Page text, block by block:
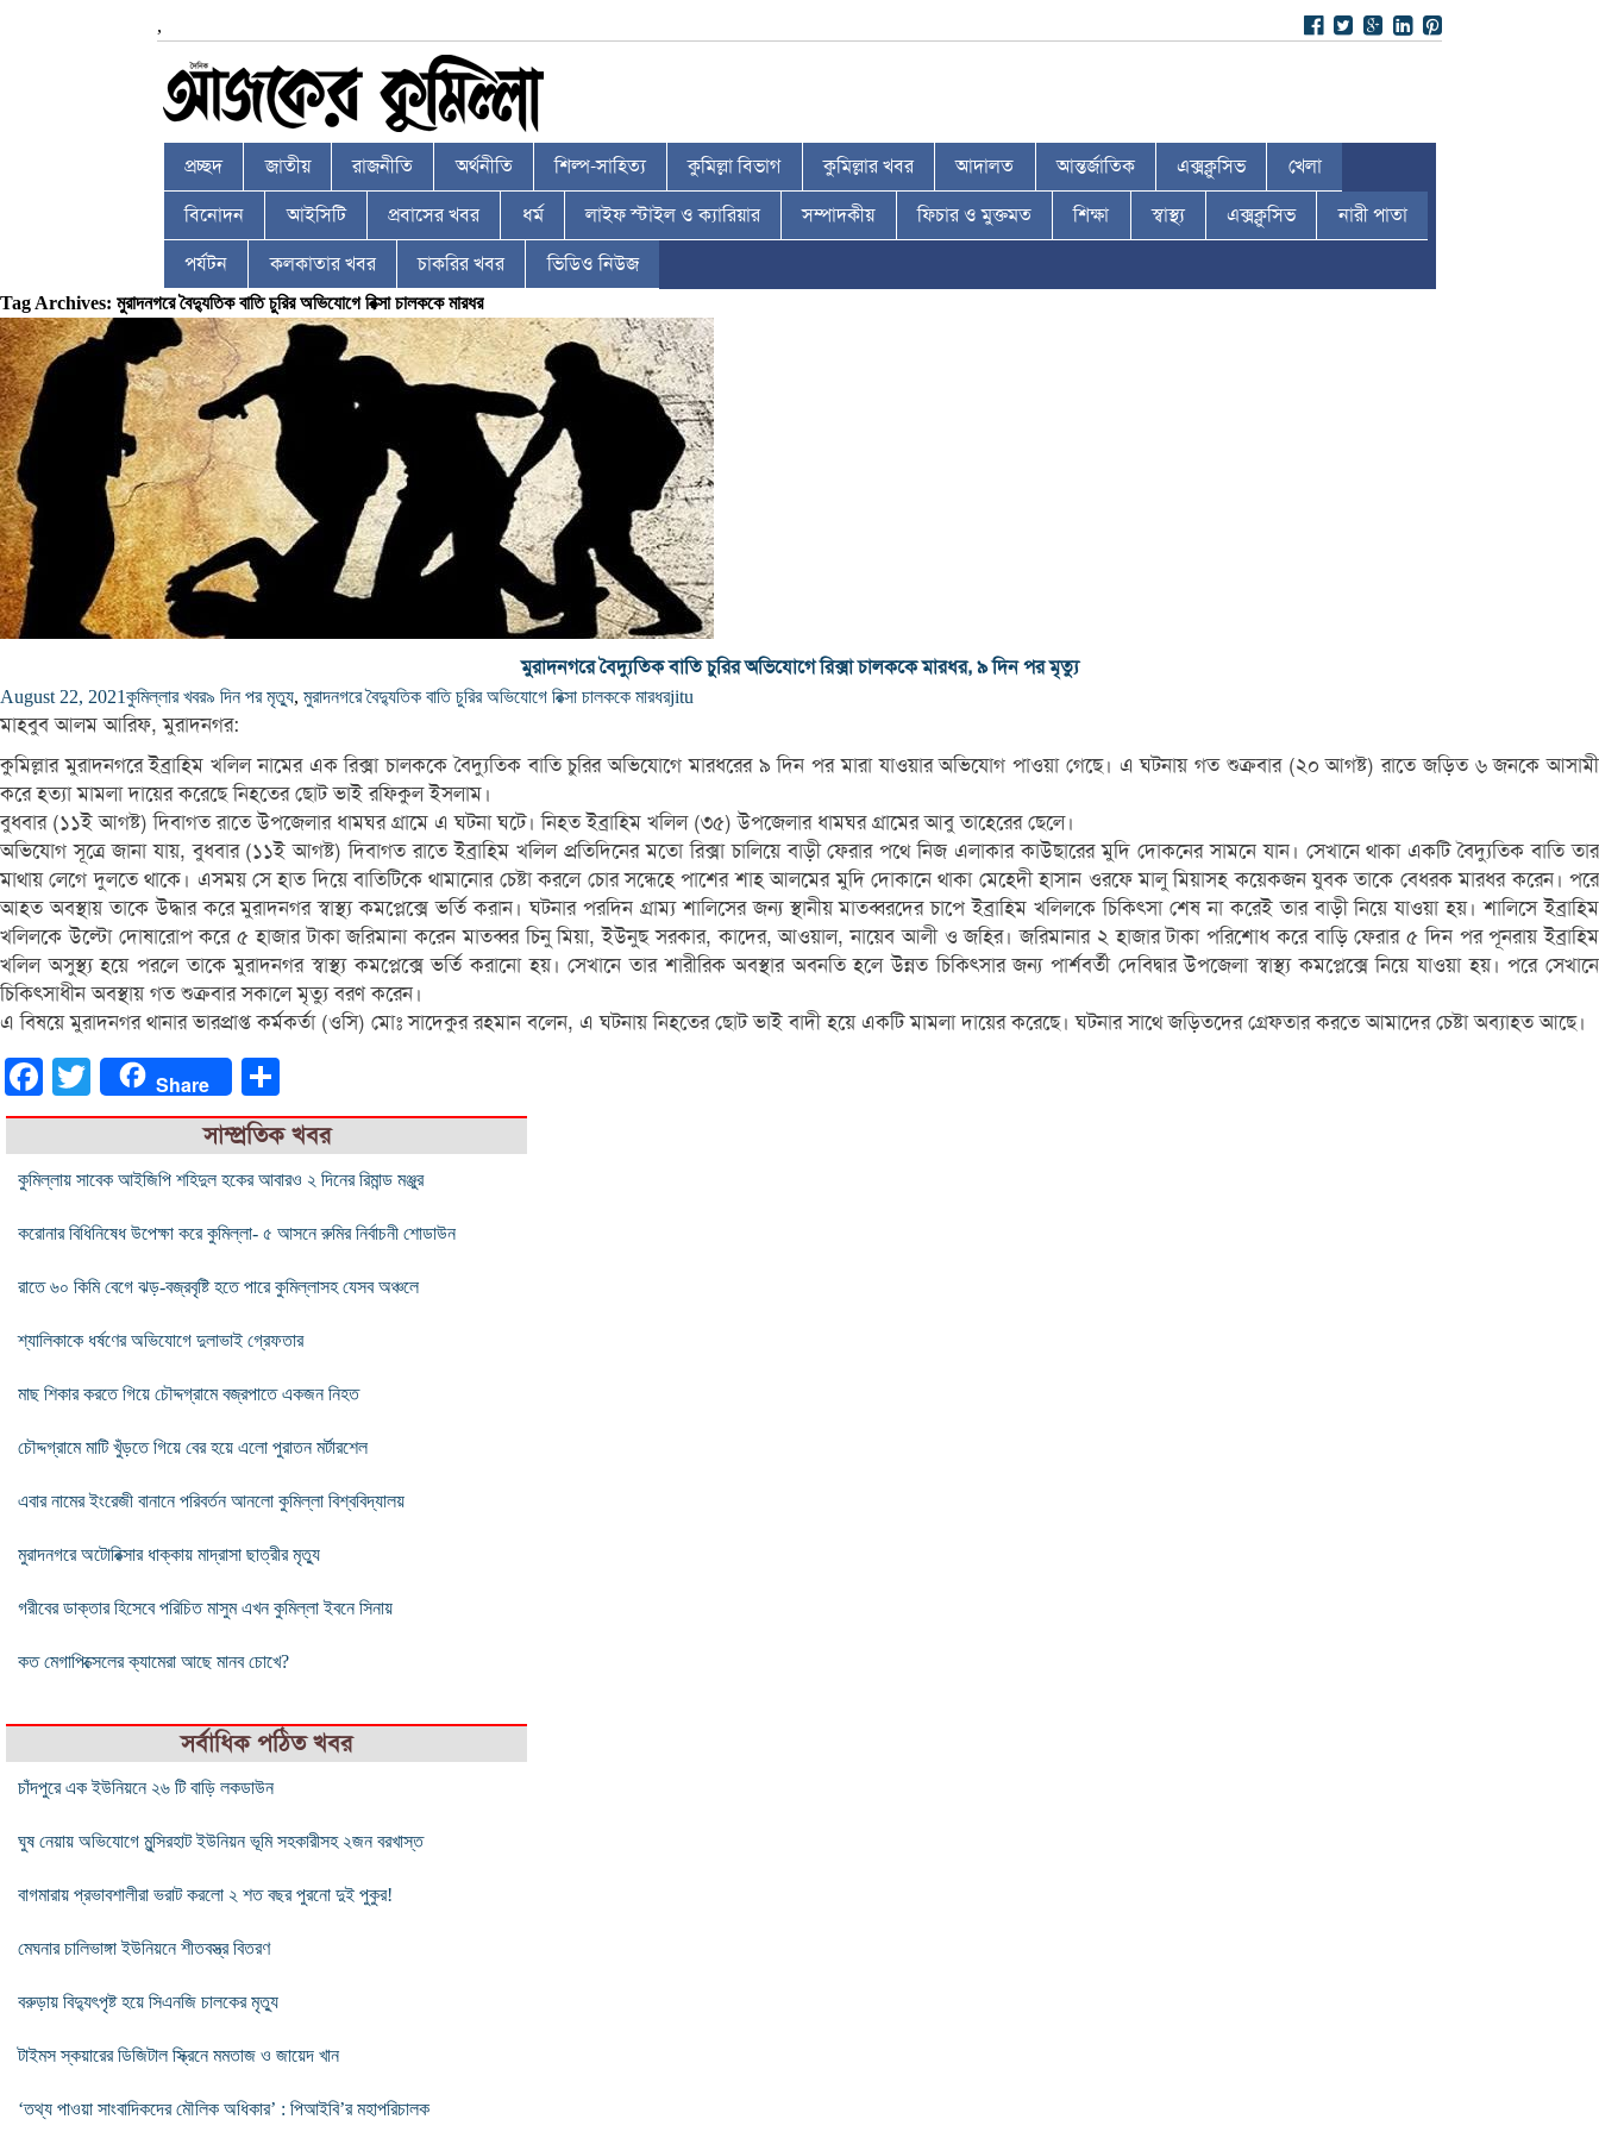
,
প্রচ্ছদ জাতীয় রাজনীতি অর্থনীতি শিল্প-সাহিত্য কুমিল্লা বিভাগ কুমিল্লার খবর আদালত আন্তর্জাতিক এক্সক্লুসিভ খেলা
বিনোদন আইসিটি প্রবাসের খবর ধর্ম লাইফ স্টাইল ও ক্যারিয়ার সম্পাদকীয় ফিচার ও মুক্তমত শিক্ষা স্বাস্থ্য এক্সক্লুসিভ নারী পাতা
পর্যটন কলকাতার খবর চাকরির খবর ভিডিও নিউজ
Tag Archives: মুরাদনগরে বৈদ্যুতিক বাতি চুরির অভিযোগে রিক্সা চালককে মারধর
মুরাদনগরে বৈদ্যুতিক বাতি চুরির অভিযোগে রিক্সা চালককে মারধর, ৯ দিন পর মৃত্যু
August 22, 2021কুমিল্লার খবর৯ দিন পর মৃত্যু, মুরাদনগরে বৈদ্যুতিক বাতি চুরির অভিযোগে রিক্সা চালককে মারধরjitu
মাহবুব আলম আরিফ, মুরাদনগর:
কুমিল্লার মুরাদনগরে ইব্রাহিম খলিল নামের এক রিক্সা চালককে বৈদ্যুতিক বাতি চুরির অভিযোগে মারধরের ৯ দিন পর মারা যাওয়ার অভিযোগ পাওয়া গেছে। এ ঘটনায় গত শুক্রবার (২০ আগষ্ট) রাতে জড়িত ৬ জনকে আসামী
করে হত্যা মামলা দায়ের করেছে নিহতের ছোট ভাই রফিকুল ইসলাম।
বুধবার (১১ই আগষ্ট) দিবাগত রাতে উপজেলার ধামঘর গ্রামে এ ঘটনা ঘটে। নিহত ইব্রাহিম খলিল (৩৫) উপজেলার ধামঘর গ্রামের আবু তাহেরের ছেলে।
অভিযোগ সূত্রে জানা যায়, বুধবার (১১ই আগষ্ট) দিবাগত রাতে ইব্রাহিম খলিল প্রতিদিনের মতো রিক্সা চালিয়ে বাড়ী ফেরার পথে নিজ এলাকার কাউছারের মুদি দোকনের সামনে যান। সেখানে থাকা একটি বৈদ্যুতিক বাতি তার
মাথায় লেগে দুলতে থাকে। এসময় সে হাত দিয়ে বাতিটিকে থামানোর চেষ্টা করলে চোর সন্ধেহে পাশের শাহ আলমের মুদি দোকানে থাকা মেহেদী হাসান ওরফে মালু মিয়াসহ কয়েকজন যুবক তাকে বেধরক মারধর করেন। পরে
আহত অবস্থায় তাকে উদ্ধার করে মুরাদনগর স্বাস্থ্য কমপ্লেক্সে ভর্তি করান। ঘটনার পরদিন গ্রাম্য শালিসের জন্য স্থানীয় মাতব্বরদের চাপে ইব্রাহিম খলিলকে চিকিৎসা শেষ না করেই তার বাড়ী নিয়ে যাওয়া হয়। শালিসে ইব্রাহিম
খলিলকে উল্টো দোষারোপ করে ৫ হাজার টাকা জরিমানা করেন মাতব্বর চিনু মিয়া, ইউনুছ সরকার, কাদের, আওয়াল, নায়েব আলী ও জহির। জরিমানার ২ হাজার টাকা পরিশোধ করে বাড়ি ফেরার ৫ দিন পর পূনরায় ইব্রাহিম
খলিল অসুস্থ্য হয়ে পরলে তাকে মুরাদনগর স্বাস্থ্য কমপ্লেক্সে ভর্তি করানো হয়। সেখানে তার শারীরিক অবস্থার অবনতি হলে উন্নত চিকিৎসার জন্য পার্শবর্তী দেবিদ্বার উপজেলা স্বাস্থ্য কমপ্লেক্সে নিয়ে যাওয়া হয়। পরে সেখানে
চিকিৎসাধীন অবস্থায় গত শুক্রবার সকালে মৃত্যু বরণ করেন।
এ বিষয়ে মুরাদনগর থানার ভারপ্রাপ্ত কর্মকর্তা (ওসি) মোঃ সাদেকুর রহমান বলেন, এ ঘটনায় নিহতের ছোট ভাই বাদী হয়ে একটি মামলা দায়ের করেছে। ঘটনার সাথে জড়িতদের গ্রেফতার করতে আমাদের চেষ্টা অব্যাহত আছে।
FacebookTwitter Share
সাম্প্রতিক খবর
কুমিল্লায় সাবেক আইজিপি শহিদুল হকের আবারও ২ দিনের রিমান্ড মঞ্জুর
করোনার বিধিনিষেধ উপেক্ষা করে কুমিল্লা- ৫ আসনে রুমির নির্বাচনী শোডাউন
রাতে ৬০ কিমি বেগে ঝড়-বজ্রবৃষ্টি হতে পারে কুমিল্লাসহ যেসব অঞ্চলে
শ্যালিকাকে ধর্ষণের অভিযোগে দুলাভাই গ্রেফতার
মাছ শিকার করতে গিয়ে চৌদ্দগ্রামে বজ্রপাতে একজন নিহত
চৌদ্দগ্রামে মাটি খুঁড়তে গিয়ে বের হয়ে এলো পুরাতন মর্টারশেল
এবার নামের ইংরেজী বানানে পরিবর্তন আনলো কুমিল্লা বিশ্ববিদ্যালয়
মুরাদনগরে অটোরিক্সার ধাক্কায় মাদ্রাসা ছাত্রীর মৃত্যু
গরীবের ডাক্তার হিসেবে পরিচিত মাসুম এখন কুমিল্লা ইবনে সিনায়
কত মেগাপিক্সেলের ক্যামেরা আছে মানব চোখে?
সর্বাধিক পঠিত খবর
চাঁদপুরে এক ইউনিয়নে ২৬ টি বাড়ি লকডাউন
ঘুষ নেয়ায় অভিযোগে মুন্সিরহাট ইউনিয়ন ভূমি সহকারীসহ ২জন বরখাস্ত
বাগমারায় প্রভাবশালীরা ভরাট করলো ২ শত বছর পুরনো দুই পুকুর!
মেঘনার চালিভাঙ্গা ইউনিয়নে শীতবস্ত্র বিতরণ
বরুড়ায় বিদ্যুৎপৃষ্ট হয়ে সিএনজি চালকের মৃত্যু
টাইমস স্কয়ারের ডিজিটাল স্ক্রিনে মমতাজ ও জায়েদ খান
‘তথ্য পাওয়া সাংবাদিকদের মৌলিক অধিকার’ : পিআইবি’র মহাপরিচালক